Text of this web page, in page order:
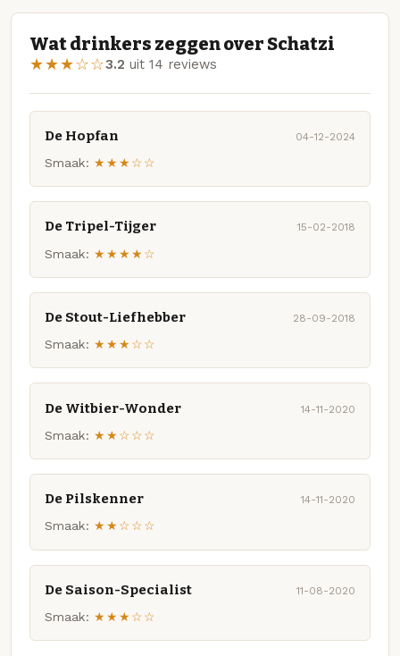
Wat drinkers zeggen over Schatzi
★★★☆☆3.2 uit 14 reviews
De Hopfan 04-12-2024
Smaak: ★★★☆☆
De Tripel-Tijger 15-02-2018
Smaak: ★★★★☆
De Stout-Liefhebber 28-09-2018
Smaak: ★★★☆☆
De Witbier-Wonder 14-11-2020
Smaak: ★★☆☆☆
De Pilskenner 14-11-2020
Smaak: ★★☆☆☆
De Saison-Specialist 11-08-2020
Smaak: ★★★☆☆